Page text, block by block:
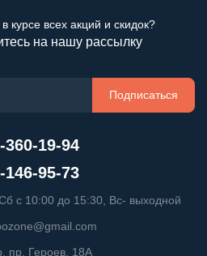
курсе всех акций и скидок?
на нашу рассылку
Подписаться
360-19-94
146-95-73
Пт с 09:00 до 18:00, Сб с 10:00 до 15:30, Вс- выходной
пр. Героев, 18А